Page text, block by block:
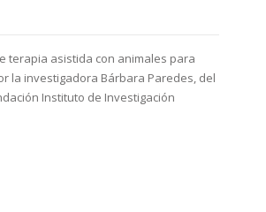
terapia asistida con animales para
la investigadora Bárbara Paredes, del
Instituto de Investigación